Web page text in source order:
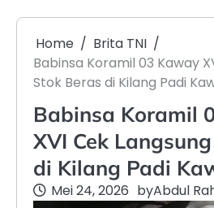
Home
Brita TNI
Babinsa Koramil 03 Kaway
Stok Beras di Kilang Padi
Babinsa Koramil
XVI Cek
di Kilang Padi
Mei 24, 2026 byAbdul